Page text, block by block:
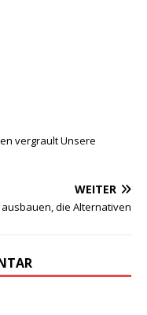
vergrault Unsere
WEITER
die Alternativen